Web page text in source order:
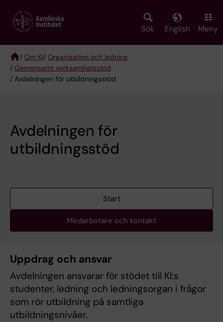
main
Sök English Meny
Breadcrumb
/ Om KI/ Organisation och ledning
/ Gemensamt verksamhetsstöd
/ Avdelningen för utbildningsstöd
Avdelningen för
utbildningsstöd
Start
Medarbetare och kontakt
Uppdrag och ansvar
Avdelningen ansvarar för stödet till KI:s
studenter, ledning och ledningsorgan i frågor
som rör utbildning på samtliga
utbildningsnivåer.​